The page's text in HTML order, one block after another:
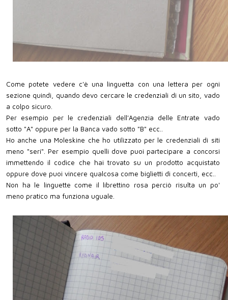
Come potete vedere c'è una linguetta con una lettera per ogni
sezione quindi, quando devo cercare le credenziali di un sito, vado
a colpo sicuro.
Per esempio per le credenziali dell'Agenzia delle Entrate vado
sotto "A" oppure per la Banca vado sotto "B" ecc..
Ho anche una Moleskine che ho utilizzato per le credenziali di siti
meno "seri". Per esempio quelli dove puoi partecipare a concorsi
immettendo il codice che hai trovato su un prodotto acquistato
oppure dove puoi vincere qualcosa come biglietti di concerti, ecc..
Non ha le linguette come il librettino rosa perciò risulta un po'
meno pratico ma funziona uguale.